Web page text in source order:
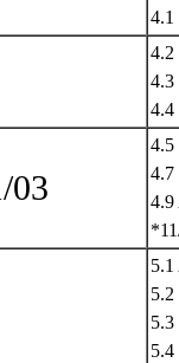
4.1
4.2
4.3
4.4
03
4.5
4.7
4.9
5.1
5.3
5.4